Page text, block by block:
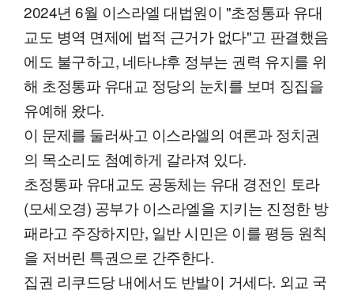
2024년 6월 이스라엘 대법원이 "초정통파 유대
교도 병역 면제에 법적 근거가 없다"고 판결했음
에도 불구하고, 네타냐후 정부는 권력 유지를 위
해 초정통파 유대교 정당의 눈치를 보며 징집을
유예해 왔다.
이 문제를 둘러싸고 이스라엘의 여론과 정치권
의 목소리도 첨예하게 갈라져 있다.
초정통파 유대교도 공동체는 유대 경전인 토라
(모세오경) 공부가 이스라엘을 지키는 진정한 방
패라고 주장하지만, 일반 시민은 이를 평등 원칙
을 저버린 특권으로 간주한다.
집권 리쿠드당 내에서도 반발이 거세다. 외교 국